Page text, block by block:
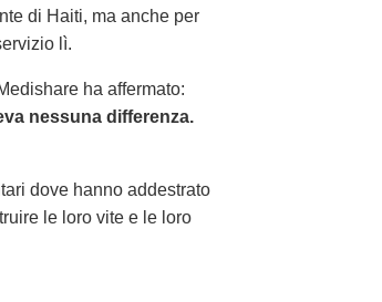
di Haiti, ma anche per
lì.
ha affermato:
nessuna differenza.
dove hanno addestrato
le loro vite e le loro